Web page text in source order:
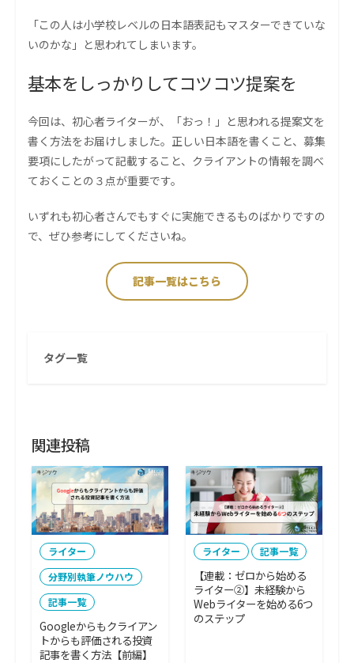
「この人は小学校レベルの日本語表記もマスターできていな
いのかな」と思われてしまいます。
基本をしっかりしてコツコツ提案を
今回は、初心者ライターが、「おっ！」と思われる提案文を
書く方法をお届けしました。正しい日本語を書くこと、募集
要項にしたがって記載すること、クライアントの情報を調べ
ておくことの３点が重要です。
いずれも初心者さんでもすぐに実施できるものばかりですの
で、ぜひ参考にしてくださいね。
記事一覧はこちら
タグ一覧
関連投稿
ライター
分野別執筆ノウハウ
記事一覧
Googleからもクライアン
トからも評価される投資
記事を書く方法【前編】
ライター 記事一覧
【連載：ゼロから始める
ライター②】未経験から
Webライターを始める6つ
のステップ